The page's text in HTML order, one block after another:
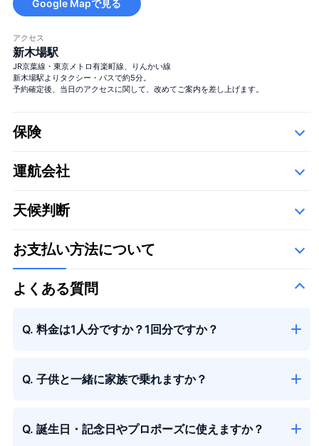
Google Mapで見る
アクセス
新木場駅
JR京葉線・東京メトロ有楽町線、りんかい線
新木場駅よりタクシー・バスで約5分。
予約確定後、当日のアクセスに関して、改めてご案内を差し上げます。
保険
運航会社
天候判断
お支払い方法について
よくある質問
Q. 料金は1人分ですか？1回分ですか？
Q. 子供と一緒に家族で乗れますか？
Q. 誕生日・記念日やプロポーズに使えますか？